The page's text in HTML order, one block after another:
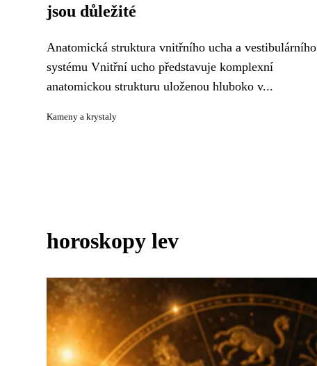
jsou důležité
Anatomická struktura vnitřního ucha a vestibulárního
systému Vnitřní ucho představuje komplexní
anatomickou strukturu uloženou hluboko v...
Kameny a krystaly
horoskopy lev